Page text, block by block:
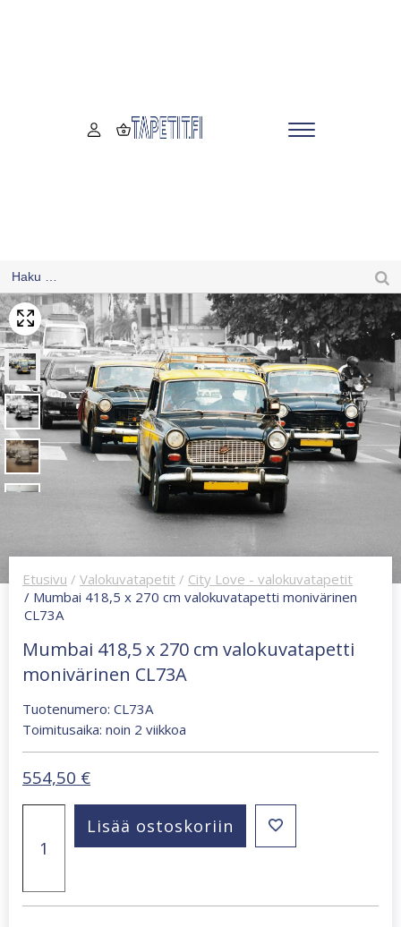
Etusivu / Valokuvatapetit / City Love - valokuvatapetit
/ Mumbai 418,5 x 270 cm valokuvatapetti monivärinen
CL73A
Mumbai 418,5 x 270 cm valokuvatapetti
monivärinen CL73A
Tuotenumero: CL73A
Toimitusaika: noin 2 viikkoa
554,50 €
valokuvatapetti
Lisää ostoskoriin